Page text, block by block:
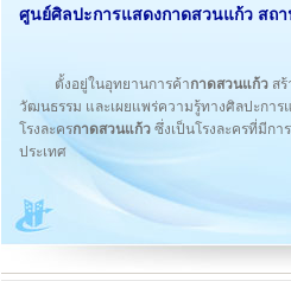
ศูนย์ศิลปะการแสดงกาดสวนแก้ว สถ
ตั้งอยู่ในอุทยานการค้ากาดสวนแก้ว ส
วัฒนธรรม และเผยแพร่ความรู้ทางศิลปะกา
โรงละครกาดสวนแก้ว ซึ่งเป็นโรงละครที่มีก
ประเทศ